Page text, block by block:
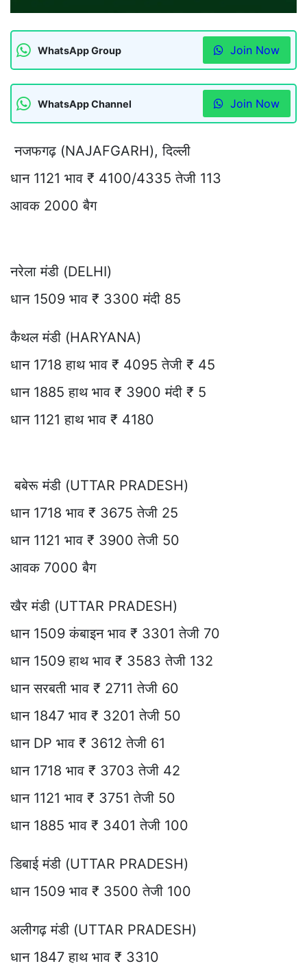
WhatsApp Group Join Now
WhatsApp Channel Join Now
नजफगढ़ (NAJAFGARH), दिल्ली
धान 1121 भाव ₹ 4100/4335 तेजी 113
आवक 2000 बैग
नरेला मंडी (DELHI)
धान 1509 भाव ₹ 3300 मंदी 85
कैथल मंडी (HARYANA)
धान 1718 हाथ भाव ₹ 4095 तेजी ₹ 45
धान 1885 हाथ भाव ₹ 3900 मंदी ₹ 5
धान 1121 हाथ भाव ₹ 4180
बबेरू मंडी (UTTAR PRADESH)
धान 1718 भाव ₹ 3675 तेजी 25
धान 1121 भाव ₹ 3900 तेजी 50
आवक 7000 बैग
खैर मंडी (UTTAR PRADESH)
धान 1509 कंबाइन भाव ₹ 3301 तेजी 70
धान 1509 हाथ भाव ₹ 3583 तेजी 132
धान सरबती भाव ₹ 2711 तेजी 60
धान 1847 भाव ₹ 3201 तेजी 50
धान DP भाव ₹ 3612 तेजी 61
धान 1718 भाव ₹ 3703 तेजी 42
धान 1121 भाव ₹ 3751 तेजी 50
धान 1885 भाव ₹ 3401 तेजी 100
डिबाई मंडी (UTTAR PRADESH)
धान 1509 भाव ₹ 3500 तेजी 100
अलीगढ़ मंडी (UTTAR PRADESH)
धान 1847 हाथ भाव ₹ 3310